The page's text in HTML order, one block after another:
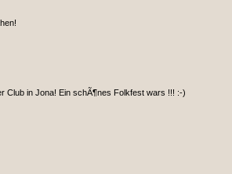
Club in Jona! Ein schÃ¶nes Folkfest wars !!! :-)